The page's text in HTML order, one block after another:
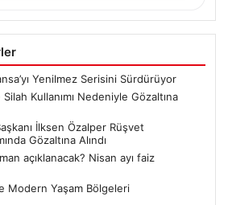
Yenilmez Serisini Sürdürüyor
Kullanımı Nedeniyle Gözaltına
İlksen Özalper Rüşvet
Gözaltına Alındı
açıklanacak? Nisan ayı faiz
Modern Yaşam Bölgeleri